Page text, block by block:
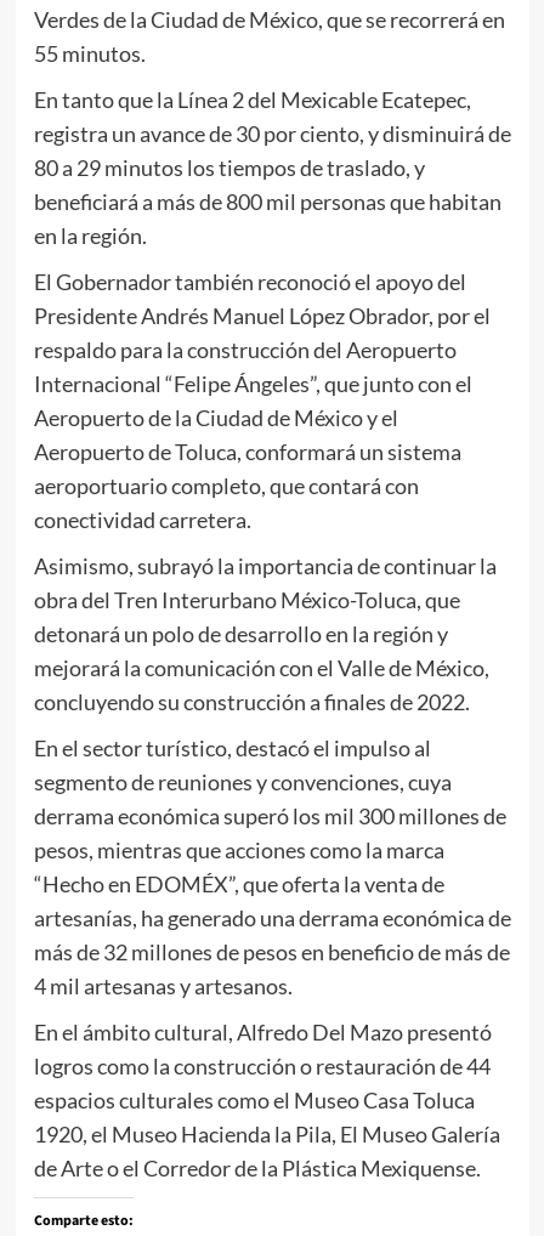
Verdes de la Ciudad de México, que se recorrerá en
55 minutos.
En tanto que la Línea 2 del Mexicable Ecatepec,
registra un avance de 30 por ciento, y disminuirá de
80 a 29 minutos los tiempos de traslado, y
beneficiará a más de 800 mil personas que habitan
en la región.
El Gobernador también reconoció el apoyo del
Presidente Andrés Manuel López Obrador, por el
respaldo para la construcción del Aeropuerto
Internacional “Felipe Ángeles”, que junto con el
Aeropuerto de la Ciudad de México y el
Aeropuerto de Toluca, conformará un sistema
aeroportuario completo, que contará con
conectividad carretera.
Asimismo, subrayó la importancia de continuar la
obra del Tren Interurbano México-Toluca, que
detonará un polo de desarrollo en la región y
mejorará la comunicación con el Valle de México,
concluyendo su construcción a finales de 2022.
En el sector turístico, destacó el impulso al
segmento de reuniones y convenciones, cuya
derrama económica superó los mil 300 millones de
pesos, mientras que acciones como la marca
“Hecho en EDOMÉX”, que oferta la venta de
artesanías, ha generado una derrama económica de
más de 32 millones de pesos en beneficio de más de
4 mil artesanas y artesanos.
En el ámbito cultural, Alfredo Del Mazo presentó
logros como la construcción o restauración de 44
espacios culturales como el Museo Casa Toluca
1920, el Museo Hacienda la Pila, El Museo Galería
de Arte o el Corredor de la Plástica Mexiquense.
Comparte esto: